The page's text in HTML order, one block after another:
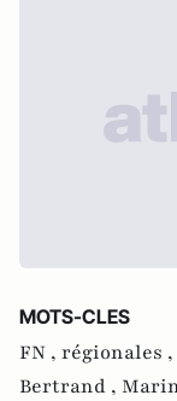
MOTS-CLES
FN , régionales ,
Bertrand ,